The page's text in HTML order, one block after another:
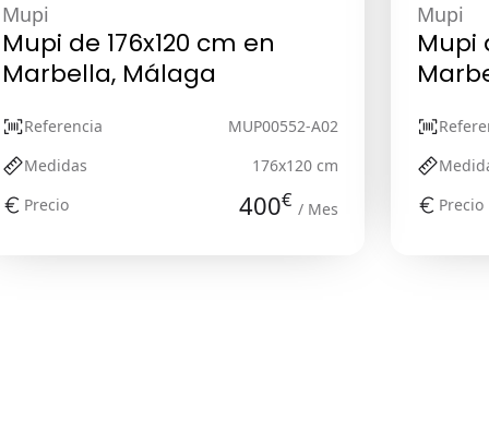
Mupi
Mupi de 176x120 cm en
Marbella, Málaga
Referencia
MUP00552-A02
Medidas
176x120 cm
Precio
400€ / Mes
Mupi
Mupi
Precio